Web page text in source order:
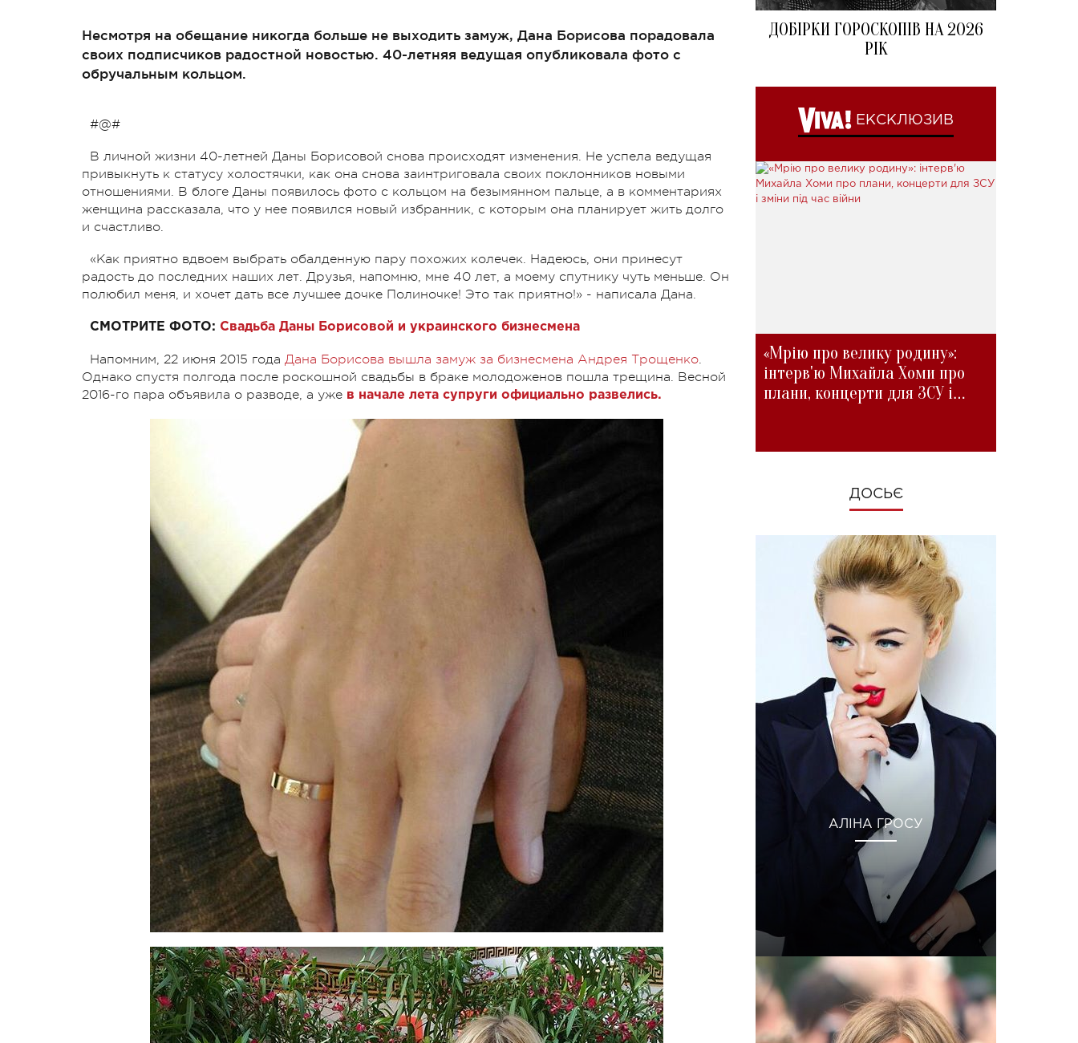
Несмотря на обещание никогда больше не выходить замуж, Дана Борисова порадовала
своих подписчиков радостной новостью. 40-летняя ведущая опубликовала фото с
обручальным кольцом.
#@#
В личной жизни 40-летней Даны Борисовой снова происходят изменения. Не успела ведущая
привыкнуть к статусу холостячки, как она снова заинтриговала своих поклонников новыми
отношениями. В блоге Даны появилось фото с кольцом на безымянном пальце, а в комментариях
женщина рассказала, что у нее появился новый избранник, с которым она планирует жить долго
и счастливо.
«Как приятно вдвоем выбрать обалденную пару похожих колечек. Надеюсь, они принесут
радость до последних наших лет. Друзья, напомню, мне 40 лет, а моему спутнику чуть меньше. Он
полюбил меня, и хочет дать все лучшее дочке Полиночке! Это так приятно!» - написала Дана.
СМОТРИТЕ ФОТО: Свадьба Даны Борисовой и украинского бизнесмена
Напомним, 22 июня 2015 года Дана Борисова вышла замуж за бизнесмена Андрея Трощенко.
Однако спустя полгода после роскошной свадьбы в браке молодоженов пошла трещина. Весной
2016-го пара объявила о разводе, а уже в начале лета супруги официально развелись.
ДОБІРКИ ГОРОСКОПІВ НА 2026
РІК
ЕКСКЛЮЗИВ
«Мрію про велику родину»:
інтерв'ю Михайла Хоми про
плани, концерти для ЗСУ і
ДОСЬЄ
АЛІНА ГРОСУ